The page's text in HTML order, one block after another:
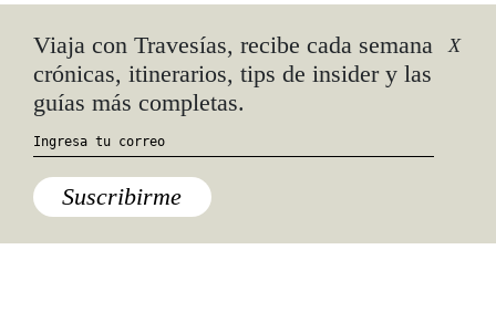
Viaja con Travesías, recibe cada semana
crónicas, itinerarios, tips de insider y las
guías más completas.
Suscribirme
X